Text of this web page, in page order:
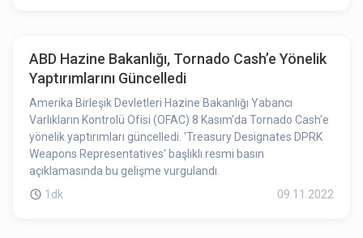
ABD Hazine Bakanlığı, Tornado Cash’e Yönelik
Yaptırımlarını Güncelledi
Amerika Birleşik Devletleri Hazine Bakanlığı Yabancı
Varlıkların Kontrolü Ofisi (OFAC) 8 Kasım'da Tornado Cash'e
yönelik yaptırımları güncelledi. 'Treasury Designates DPRK
Weapons Representatives' başlıklı resmi basın
açıklamasında bu gelişme vurgulandı.
1dk
09.11.2022